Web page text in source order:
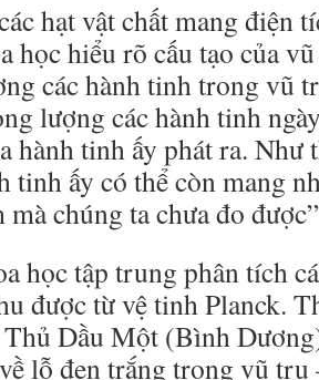
hạt vật chất mang điện
học hiểu rõ cấu tạo của
các hành tinh trong vũ
lượng các hành tinh
hành tinh ấy phát ra. Như
tinh ấy có thể còn mang
chúng ta chưa đo
học tập trung phân tích
được từ vệ tinh Planck.
Dầu Một (Bình
lỗ đen trắng trong vũ